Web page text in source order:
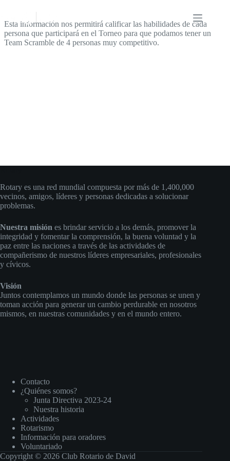
contenido
Esta información nos permitirá calificar las habilidades de cada
persona que participará en el Torneo para que podamos tener un
Team Scramble de 4 personas muy competitivo.
Rotary es una red mundial compuesta por más de 1,400,000
vecinos, amigos, líderes y personas dedicadas a solucionar
problemas.
Nuestra misión es brindar servicio a los demás, promover la
integridad y fomentar la comprensión, la buena voluntad y la
paz entre las naciones a través de las actividades de
compañerismo de nuestros líderes empresariales, profesionales
y cívicos.
Visión
Juntos contemplamos un mundo donde las personas se unen y
toman acción para generar un cambio perdurable en nosotros
mismos, en nuestras comunidades y en el mundo entero.
Contacto
¿Quiénes somos?
Junta Directiva 2023-24
Nuestra historia
Actividades
Rotarismo
Información para oradores
Voluntariado
Copyright © 2026 Club Rotario de David